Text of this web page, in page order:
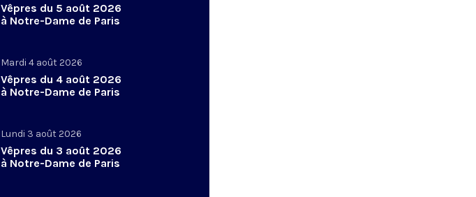
Vêpres du 5 août 2026
à Notre-Dame de Paris
Mardi 4 août 2026
Vêpres du 4 août 2026
à Notre-Dame de Paris
Lundi 3 août 2026
Vêpres du 3 août 2026
à Notre-Dame de Paris